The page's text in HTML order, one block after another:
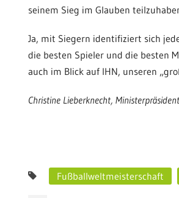
seinem Sieg im Glauben
Ja, mit Siegern identifiziert sich
die besten Spieler und die besten
auch im Blick auf IHN, unseren
Christine Lieberknecht,
Fußballweltmeisterschaft